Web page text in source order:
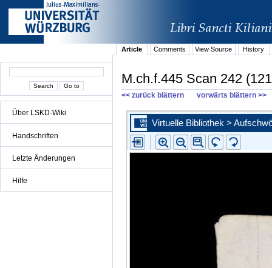
Über LSKD-Wiki
Handschriften
Letzte Änderungen
Hilfe
Article Comments View Source History
M.ch.f.445 Scan 242
<< zurück blättern vorwärts blättern >>